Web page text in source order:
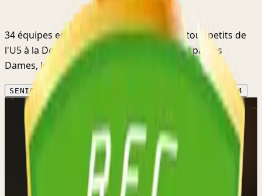
34équipes engagées cette saison — des tout-petits de
l'U5à la Deuxième provinciale
, en passant par les
Dames, les Réserves et les Vétérans.
SENIORS 4 FILLES4